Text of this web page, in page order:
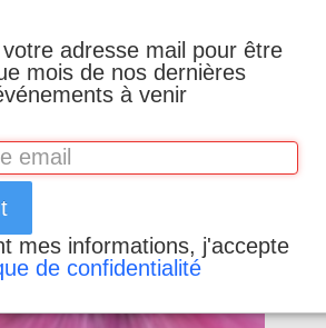
adresse mail pour être
mois de nos dernières
à venir
mes informations, j'accepte
de confidentialité